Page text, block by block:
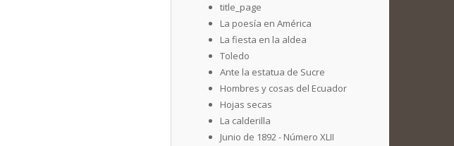
title_page
La poesía en América
La fiesta en la aldea
Toledo
Ante la estatua de Sucre
Hombres y cosas del Ecuador
Hojas secas
La calderilla
Junio de 1892 - Número XLII